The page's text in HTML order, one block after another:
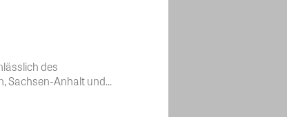
des
Sachsen-Anhalt und...